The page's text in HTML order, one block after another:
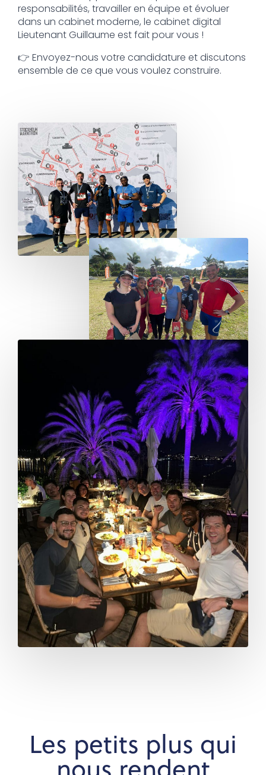
responsabilités, travailler en équipe et évoluer
dans un cabinet moderne, le cabinet digital
Lieutenant Guillaume est fait pour vous !
👉 Envoyez-nous votre candidature et discutons
ensemble de ce que vous voulez construire.
Les petits plus qui